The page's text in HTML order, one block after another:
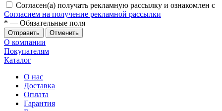
Согласен(а) получать рекламную рассылку и ознакомлен с
Согласием на получение рекламной рассылки
* — Обязательные поля
Отменить
О компании
Покупателям
Каталог
О нас
Доставка
Оплата
Гарантия